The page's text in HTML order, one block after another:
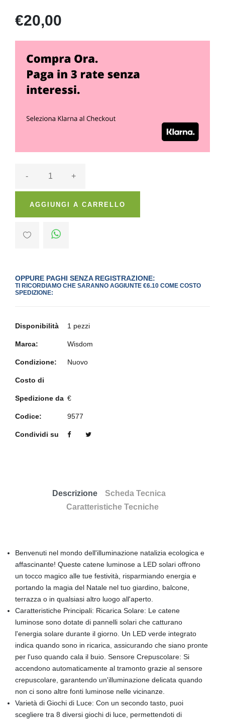
€20,00
- +
AGGIUNGI A CARRELLO
OPPURE PAGHI SENZA REGISTRAZIONE:
TI RICORDIAMO CHE SARANNO AGGIUNTE €6.10 COME COSTO
SPEDIZIONE:
Disponibilità 1 pezzi
Marca: Wisdom
Condizione: Nuovo
Costo di
Spedizione da €
Codice: 9577
Condividi su
Descrizione
Scheda Tecnica
Caratteristiche Tecniche
Benvenuti nel mondo dell'illuminazione natalizia ecologica e
affascinante! Queste catene luminose a LED solari offrono
un tocco magico alle tue festività, risparmiando energia e
portando la magia del Natale nel tuo giardino, balcone,
terrazza o in qualsiasi altro luogo all'aperto.
Caratteristiche Principali: Ricarica Solare: Le catene
luminose sono dotate di pannelli solari che catturano
l'energia solare durante il giorno. Un LED verde integrato
indica quando sono in ricarica, assicurando che siano pronte
per l'uso quando cala il buio. Sensore Crepuscolare: Si
accendono automaticamente al tramonto grazie al sensore
crepuscolare, garantendo un'illuminazione delicata quando
non ci sono altre fonti luminose nelle vicinanze.
Varietà di Giochi di Luce: Con un secondo tasto, puoi
scegliere tra 8 diversi giochi di luce, permettendoti di